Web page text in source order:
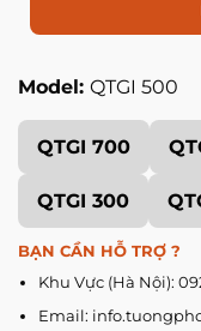
Model: QTGI 500
QTGI 700
QTGI 300
BẠN CẦN HỖ TRỢ ?
Khu Vực (Hà Nội):
Email: